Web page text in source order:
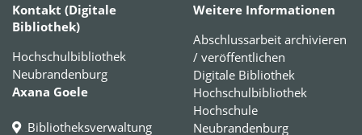
Kontakt (Digitale
Bibliothek)
Hochschulbibliothek
Neubrandenburg
Axana Goele
Bibliotheksverwaltung
Weitere Informationen
Abschlussarbeit archivieren
/ veröffentlichen
Digitale Bibliothek
Hochschulbibliothek
Hochschule
Neubrandenburg